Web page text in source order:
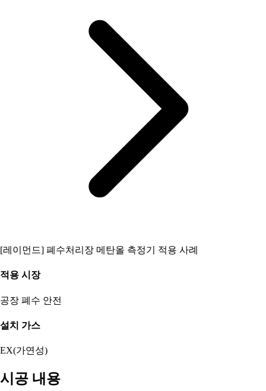
[레이먼드] 폐수처리장 메탄올 측정기 적용 사례
적용 시장
공장 폐수 안전
설치 가스
EX(가연성)
시공 내용